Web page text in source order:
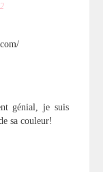
génial, je suis
sa couleur!